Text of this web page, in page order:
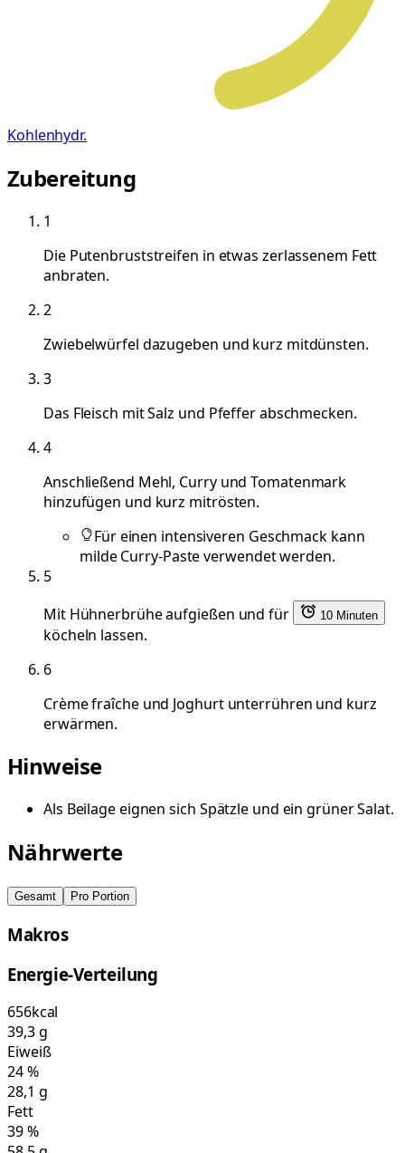
Kohlenhydr.
Zubereitung
1
Die Putenbruststreifen in etwas zerlassenem Fett
anbraten.
2
Zwiebelwürfel dazugeben und kurz mitdünsten.
3
Das Fleisch mit Salz und Pfeffer abschmecken.
4
Anschließend Mehl, Curry und Tomatenmark
hinzufügen und kurz mitrösten.
Für einen intensiveren Geschmack kann
milde Curry-Paste verwendet werden.
5
Mit Hühnerbrühe aufgießen und für
10 Minuten
köcheln lassen.
6
Crème fraîche und Joghurt unterrühren und kurz
erwärmen.
Hinweise
Als Beilage eignen sich Spätzle und ein grüner Salat.
Nährwerte
Gesamt Pro Portion
Makros
Energie-Verteilung
656kcal
39,3g
Eiweiß
24%
28,1 g
Fett
39%